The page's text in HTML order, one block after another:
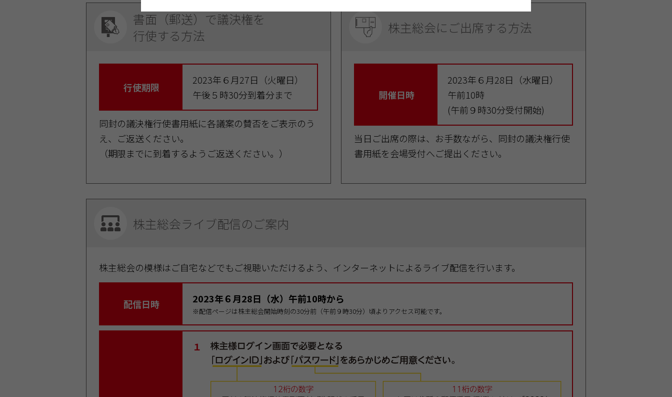
書面（郵送）で議決権を
行使する方法
行使期限
2023年６月27日（火曜日）
午後５時30分到着分まで
同封の議決権行使書用紙に各議案の賛否をご表示のう
え、ご返送ください。
（期限までに到着するようご返送ください。）
株主総会にご出席する方法
開催日時
2023年６月28日（水曜日）
午前10時
(午前９時30分受付開始)
当日ご出席の際は、お手数ながら、同封の議決権行使
書用紙を会場受付へご提出ください。
株主総会ライブ配信のご案内
株主総会の模様はご自宅などでもご視聴いただけるよう、インターネットによるライブ配信を行います。
配信日時 2023年６月28日（水）午前10時から
※配信ページは株主総会開始時刻の30分前（午前９時30分）頃よりアクセス可能です。
１